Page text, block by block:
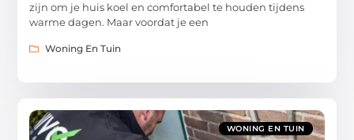
zijn om je huis koel en comfortabel te houden tijdens
warme dagen. Maar voordat je een
Woning En Tuin
WONING EN TUIN